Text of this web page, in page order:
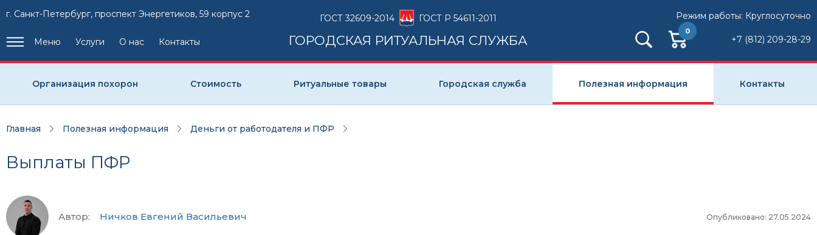
г. Санкт-Петербург, проспект Энергетиков, 59 корпус 2
Меню Услуги О нас Контакты
ГОСТ 32609-2014 ГОСТ Р 54611-2011
ГОРОДСКАЯ РИТУАЛЬНАЯ СЛУЖБА
Режим работы: Круглосуточно
0
+7 (812) 209-28-29
Организация похорон Стоимость Ритуальные товары Городская служба Полезная информация Контакты
Главная Полезная информация Деньги от работодателя и ПФР
Выплаты ПФР
Автор: Ничков Евгений Васильевич Опубликовано: 27.05.2024